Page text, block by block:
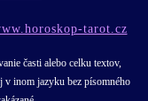
tarot.cz
časti alebo celku textov,
inom jazyku bez písomného